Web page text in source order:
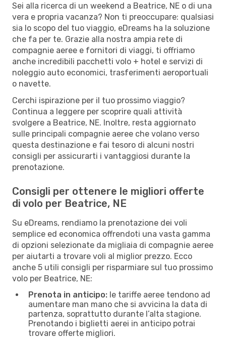
Sei alla ricerca di un weekend a Beatrice, NE o di una
vera e propria vacanza? Non ti preoccupare: qualsiasi
sia lo scopo del tuo viaggio, eDreams ha la soluzione
che fa per te. Grazie alla nostra ampia rete di
compagnie aeree e fornitori di viaggi, ti offriamo
anche incredibili pacchetti volo + hotel e servizi di
noleggio auto economici, trasferimenti aeroportuali
o navette.
Cerchi ispirazione per il tuo prossimo viaggio?
Continua a leggere per scoprire quali attività
svolgere a Beatrice, NE. Inoltre, resta aggiornato
sulle principali compagnie aeree che volano verso
questa destinazione e fai tesoro di alcuni nostri
consigli per assicurarti i vantaggiosi durante la
prenotazione.
Consigli per ottenere le migliori offerte
di volo per Beatrice, NE
Su eDreams, rendiamo la prenotazione dei voli
semplice ed economica offrendoti una vasta gamma
di opzioni selezionate da migliaia di compagnie aeree
per aiutarti a trovare voli al miglior prezzo. Ecco
anche 5 utili consigli per risparmiare sul tuo prossimo
volo per Beatrice, NE:
Prenota in anticipo: le tariffe aeree tendono ad
aumentare man mano che si avvicina la data di
partenza, soprattutto durante l’alta stagione.
Prenotando i biglietti aerei in anticipo potrai
trovare offerte migliori.